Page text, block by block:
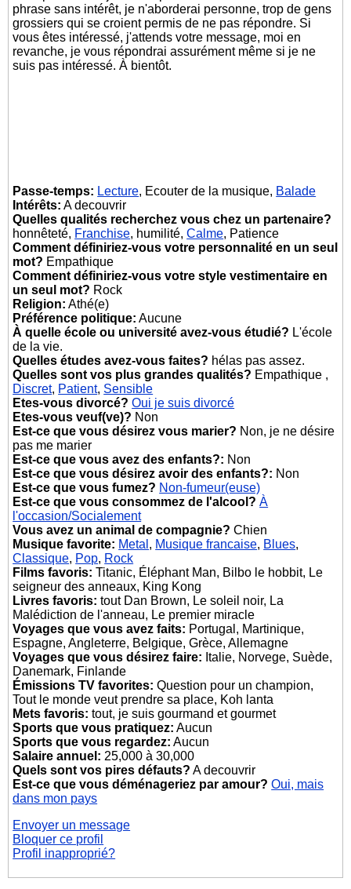
phrase sans intérêt, je n'aborderai personne, trop de gens
grossiers qui se croient permis de ne pas répondre. Si
vous êtes intéressé, j'attends votre message, moi en
revanche, je vous répondrai assurément même si je ne
suis pas intéressé. À bientôt.
Passe-temps: Lecture, Ecouter de la musique, Balade
Intérêts: A decouvrir
Quelles qualités recherchez vous chez un partenaire?
honnêteté, Franchise, humilité,Calme, Patience
Comment définiriez-vous votre personnalité en un seul
mot? Empathique
Comment définiriez-vous votre style vestimentaire en
un seul mot? Rock
Religion: Athé(e)
Préférence politique: Aucune
À quelle école ou université avez-vous étudié? L'école
de la vie.
Quelles études avez-vous faites? hélas pas assez.
Quelles sont vos plus grandes qualités? Empathique ,
Discret, Patient, Sensible
Etes-vous divorcé? Oui je suis divorcé
Etes-vous veuf(ve)? Non
Est-ce que vous désirez vous marier? Non, je ne désire
pas me marier
Est-ce que vous avez des enfants?: Non
Est-ce que vous désirez avoir des enfants?: Non
Est-ce que vous fumez? Non-fumeur(euse)
Est-ce que vous consommez de l'alcool? À
l'occasion/Socialement
Vous avez un animal de compagnie? Chien
Musique favorite: Metal , Musique francaise, Blues,
Classique, Pop, Rock
Films favoris: Titanic, Éléphant Man, Bilbo le hobbit, Le
seigneur des anneaux, King Kong
Livres favoris: tout Dan Brown, Le soleil noir, La
Malédiction de l'anneau, Le premier miracle
Voyages que vous avez faits: Portugal, Martinique,
Espagne, Angleterre, Belgique, Grèce, Allemagne
Voyages que vous désirez faire: Italie, Norvege, Suède,
Danemark, Finlande
Émissions TV favorites: Question pour un champion,
Tout le monde veut prendre sa place, Koh lanta
Mets favoris: tout, je suis gourmand et gourmet
Sports que vous pratiquez: Aucun
Sports que vous regardez: Aucun
Salaire annuel: 25,000 à 30,000
Quels sont vos pires défauts? A decouvrir
Est-ce que vous déménageriez par amour? Oui, mais
dans mon pays
Envoyer un message
Bloquer ce profil
Profil inapproprié?